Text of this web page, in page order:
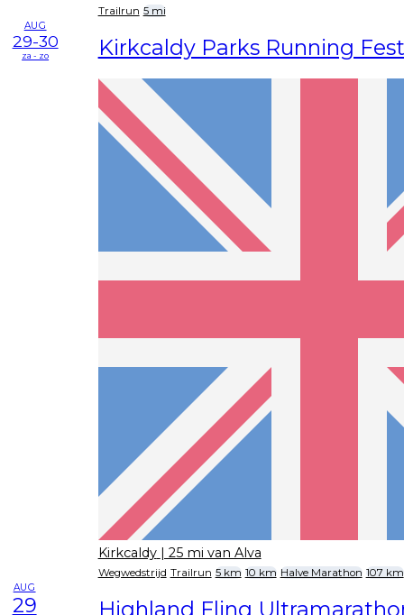
Trailrun 5 mi
AUG
29-30
za - zo Kirkcaldy Parks Running
Kirkcaldy | 25 mi van Alva
Wegwedstrijd Trailrun 5 km 10 km Halve Marathon 107 km
AUG
29 Highland Fling